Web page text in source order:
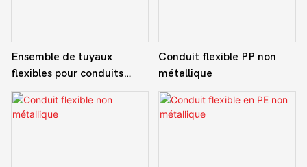
Ensemble de tuyaux
flexibles pour conduits
électriques en PVC non
métalliques, étanches aux
liquides
Conduit flexible PP non
métallique